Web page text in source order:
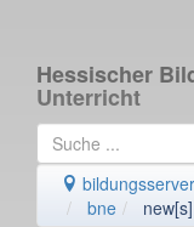
Hessischer
Unterricht
bildungsserver
bne
new[s]